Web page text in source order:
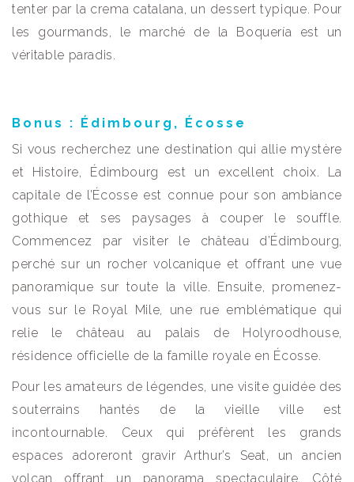
tenter par la crema catalana, un dessert typique. Pour
les gourmands, le marché de la Boquería est un
véritable paradis.
Bonus : Édimbourg, Écosse
Si vous recherchez une destination qui allie mystère
et Histoire, Édimbourg est un excellent choix. La
capitale de l’Écosse est connue pour son ambiance
gothique et ses paysages à couper le souffle.
Commencez par visiter le château d’Édimbourg,
perché sur un rocher volcanique et offrant une vue
panoramique sur toute la ville. Ensuite, promenez-
vous sur le Royal Mile, une rue emblématique qui
relie le château au palais de Holyroodhouse,
résidence officielle de la famille royale en Écosse.
Pour les amateurs de légendes, une visite guidée des
souterrains hantés de la vieille ville est
incontournable. Ceux qui préfèrent les grands
espaces adoreront gravir Arthur’s Seat, un ancien
volcan offrant un panorama spectaculaire. Côté